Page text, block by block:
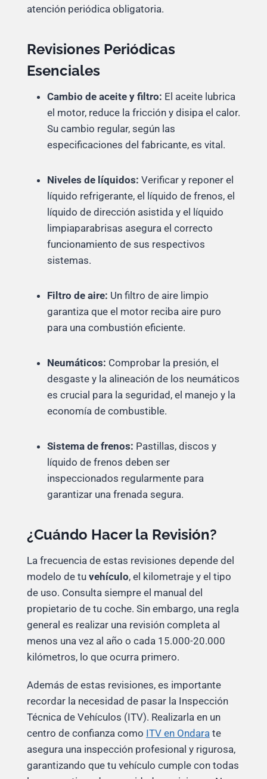
atención periódica obligatoria.
Revisiones Periódicas
Esenciales
Cambio de aceite y filtro: El aceite lubrica
el motor, reduce la fricción y disipa el calor.
Su cambio regular, según las
especificaciones del fabricante, es vital.
Niveles de líquidos: Verificar y reponer el
líquido refrigerante, el líquido de frenos, el
líquido de dirección asistida y el líquido
limpiaparabrisas asegura el correcto
funcionamiento de sus respectivos
sistemas.
Filtro de aire: Un filtro de aire limpio
garantiza que el motor reciba aire puro
para una combustión eficiente.
Neumáticos: Comprobar la presión, el
desgaste y la alineación de los neumáticos
es crucial para la seguridad, el manejo y la
economía de combustible.
Sistema de frenos: Pastillas, discos y
líquido de frenos deben ser
inspeccionados regularmente para
garantizar una frenada segura.
¿Cuándo Hacer la Revisión?
La frecuencia de estas revisiones depende del
modelo de tu vehículo, el kilometraje y el tipo
de uso. Consulta siempre el manual del
propietario de tu coche. Sin embargo, una regla
general es realizar una revisión completa al
menos una vez al año o cada 15.000-20.000
kilómetros, lo que ocurra primero.
Además de estas revisiones, es importante
recordar la necesidad de pasar la Inspección
Técnica de Vehículos (ITV). Realizarla en un
centro de confianza como ITV en Ondara te
asegura una inspección profesional y rigurosa,
garantizando que tu vehículo cumple con todas